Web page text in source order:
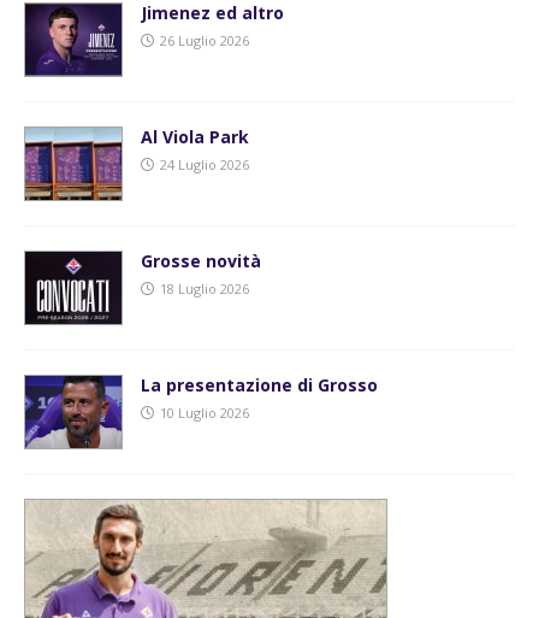
Jimenez ed altro
26 Luglio 2026
Al Viola Park
24 Luglio 2026
Grosse novità
18 Luglio 2026
La presentazione di Grosso
10 Luglio 2026